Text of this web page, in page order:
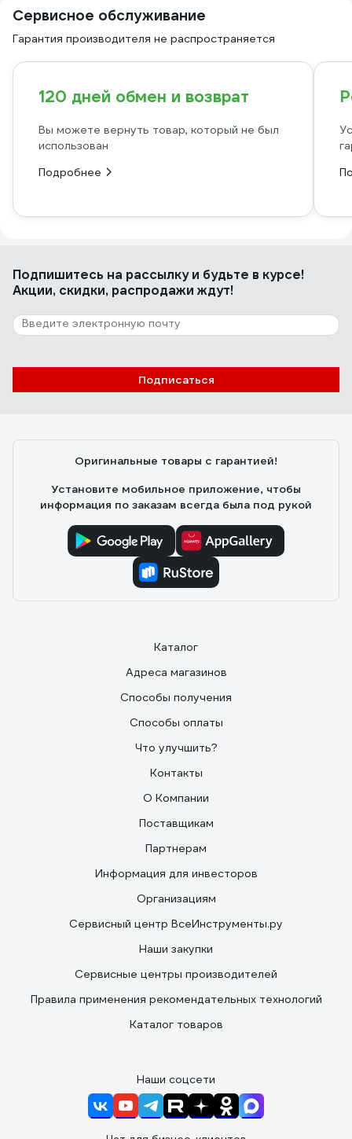
Сервисное обслуживание
Гарантия производителя не распространяется
120 дней обмен и возврат
Вы можете вернуть товар, который не был
использован
Подробнее
Подпишитесь на рассылкуи будьте в курсе!
Акции, скидки, распродажи ждут!
Подписаться
Оригинальные товары с гарантией!
Установите мобильное приложение, чтобы
информация по заказам всегда была под рукой
Каталог
Адреса магазинов
Способы получения
Способы оплаты
Что улучшить?
Контакты
О Компании
Поставщикам
Партнерам
Информация для инвесторов
Организациям
Сервисный центр ВсеИнструменты.ру
Наши закупки
Сервисные центры производителей
Правила применения рекомендательных технологий
Каталог товаров
Наши соцсети